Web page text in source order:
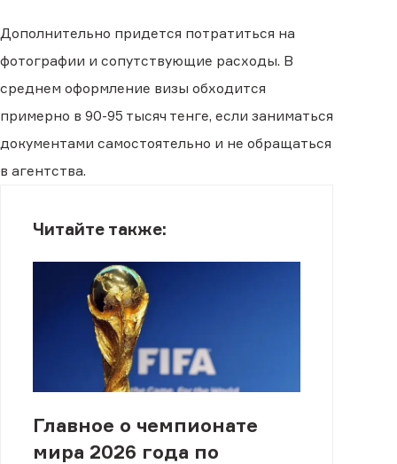
Дополнительно придется потратиться на
фотографии и сопутствующие расходы. В
среднем оформление визы обходится
примерно в 90-95 тысяч тенге, если заниматься
документами самостоятельно и не обращаться
в агентства.
Читайте также:
Главное о чемпионате
мира 2026 года по